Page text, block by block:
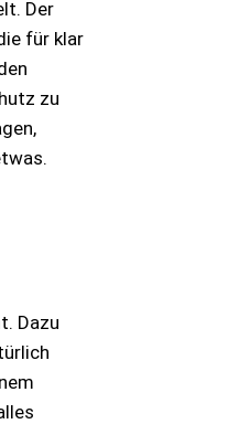
Der
für klar
zu
Dazu